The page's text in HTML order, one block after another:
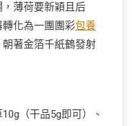
薄荷要新穎且后
化為一團團彩包養
朝著金箔千紙鶴發射
（干品5g即可）、